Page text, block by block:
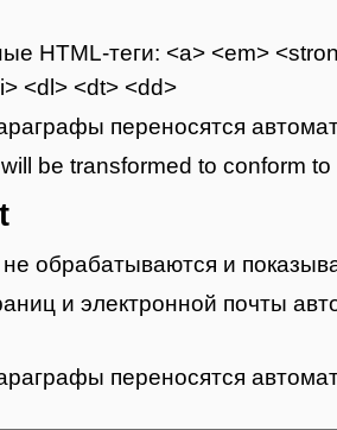
HTML-теги: <a> <em>
<dl> <dt> <dd>
переносятся
be transformed to conform
не обрабатываются и
и электронной почты
переносятся